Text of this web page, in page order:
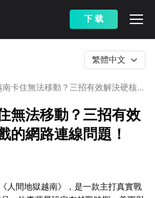
下 载
南卡住無法移動？三招有效解決硬核越
繁體中文
無法移動？三招有效
的網路連線問題！
人間地獄越南》，是一款主打真實戰